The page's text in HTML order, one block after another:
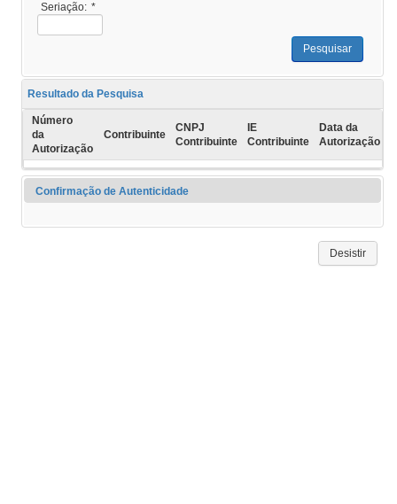
Seriação: *
Pesquisar
Resultado da Pesquisa
Número
da
Autorização
Contribuinte
CNPJ
Contribuinte
IE
Contribuinte
Data da
Autorização
Confirmação de Autenticidade
Desistir